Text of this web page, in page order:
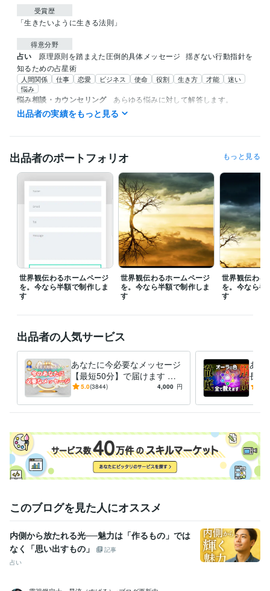
受賞歴
「生きたいように生きる法則」
得意分野
占い 原理原則を踏まえた圧倒的具体メッセージ 揺ぎない行動指針を
知るための占星術
人間関係 仕事 恋愛 ビジネス 使命 役割 生き方 才能
迷い
悩み
悩み相談・カウンセリング あらゆる悩みに対して解答します。
心 家庭 ビジネス 仕事 恋愛
メンタル
出品者の実績をもっと見る
出品者のポートフォリオ もっと見る
世界観伝わるホームページ
を。今なら半額で制作しま
す
世界観伝わるホームページ
を。今なら半額で制作しま
す
世界観伝わる
を。今なら半
す
出品者の人気サービス
あなたに今必要なメッセージ
【最短50分】で届けます 魂
格を上げ、妥協のない人生を
5.0(3844) 4,000 円
あな
長度
の、
このブログを見た人にオススメ
内側から放たれる光──魅力は「作るもの」では
なく「思い出すもの」
記事
占い